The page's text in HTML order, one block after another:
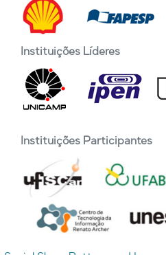
Instituições Líderes
Instituições Participantes